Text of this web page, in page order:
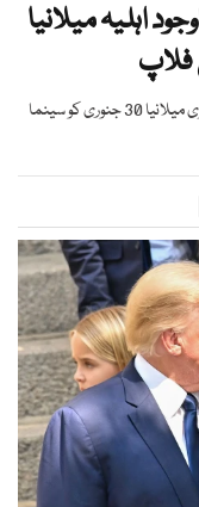
اہلیہ میلانیا
فلاپ
تقریباً 75 ملین ڈالر کی لاگت سے تیار کی گئی ڈاکیومنٹری میلانیا 30 جنوری کو سینما